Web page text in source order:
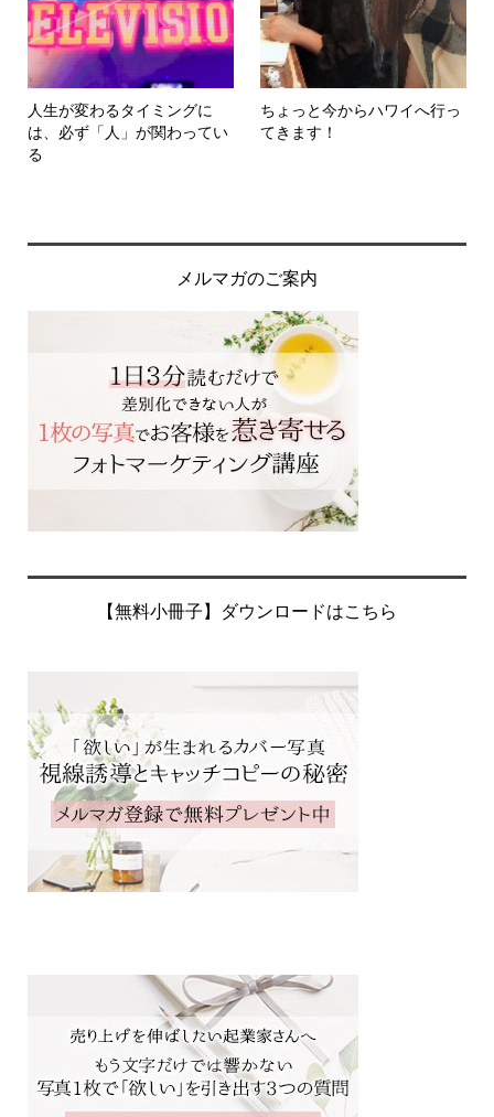
人生が変わるタイミングに
は、必ず「人」が関わってい
る
ちょっと今からハワイへ行っ
てきます！
メルマガのご案内
【無料小冊子】ダウンロードはこちら